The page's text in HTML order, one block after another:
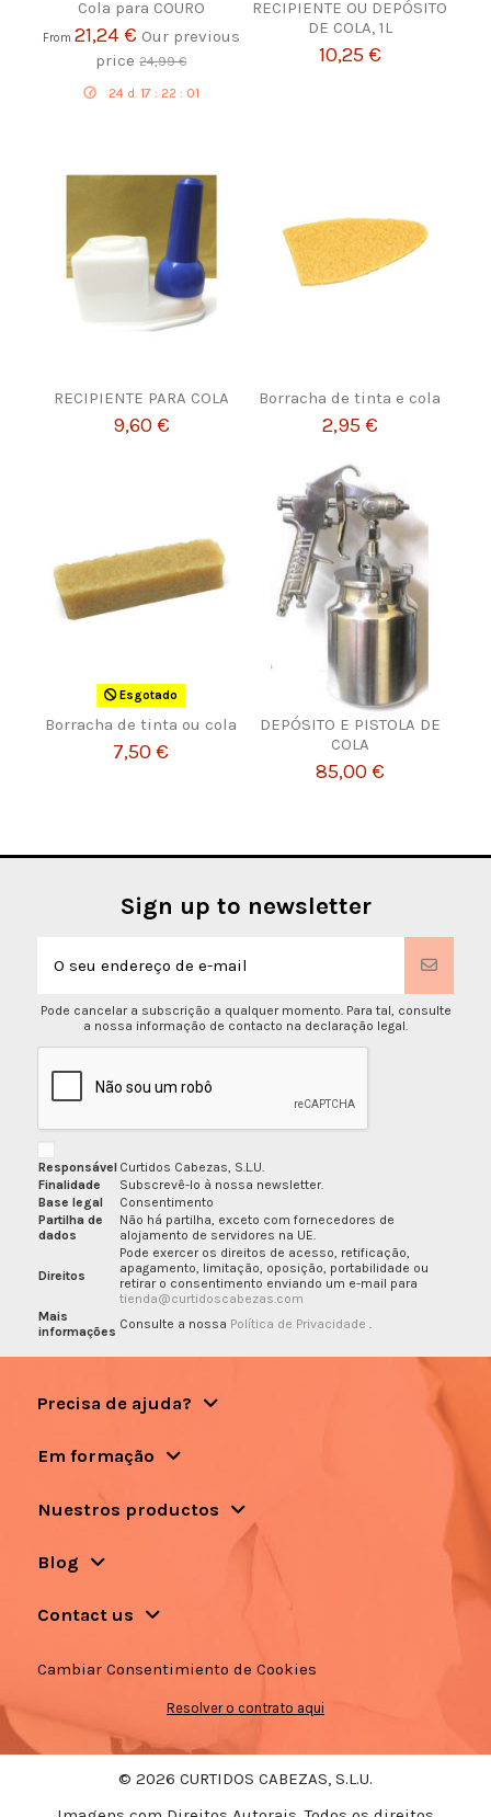
Cola para COURO
From 21,24 € Our previous
price24,99 €
24d. 17: 22: 00
RECIPIENTE OU DEPÓSITO
DE COLA, 1L
10,25 €
RECIPIENTE PARA COLA
9,60 €
Borracha de tinta e cola
2,95 €
Esgotado
Borracha de tinta ou cola
7,50 €
DEPÓSITO E PISTOLA DE
COLA
85,00 €
Sign up to newsletter
Pode cancelar a subscrição a qualquer momento. Para tal, consulte
a nossa informação de contacto na declaração legal.
Responsável Curtidos Cabezas, S.L.U.
Finalidade
Subscrevê-lo à nossa newsletter.
Base legal
Consentimento
Partilha de
dados
Não há partilha, exceto com fornecedores de
alojamento de servidores na UE.
Direitos
Pode exercer os direitos de acesso, retificação,
apagamento, limitação, oposição, portabilidade ou
retirar o consentimento enviando um e-mail para
tienda@curtidoscabezas.com
Mais
informações Consulte a nossa Política de Privacidade
Precisa de ajuda?
Em formação
Nuestros productos
Blog
Contact us
Cambiar Consentimiento de Cookies
Resolver o contrato aqui
© 2026 CURTIDOS CABEZAS, S.L.U.